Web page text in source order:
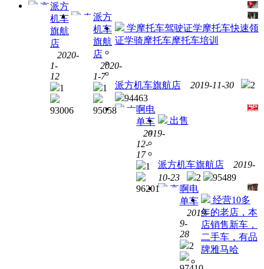
高派方
机车
旗航
店
2020-
1-
12
1
93006
春
国四
派方
机车
旗航
店
2020-
1-7
1
95058
学摩托车驾驶证学摩托车快速领
证学骑摩托车摩托车培训
派方机车旗航店 2019-11-30
2
94463
本啊电
单车
2019-
12-
17
1
96201
出售
派方机车旗航店
2019-
10-23
2
95489
高啊电
单车
2019-
9-
28
2
经营10多
年的老店，本
店销售新车，
二手车，有品
牌雅马哈